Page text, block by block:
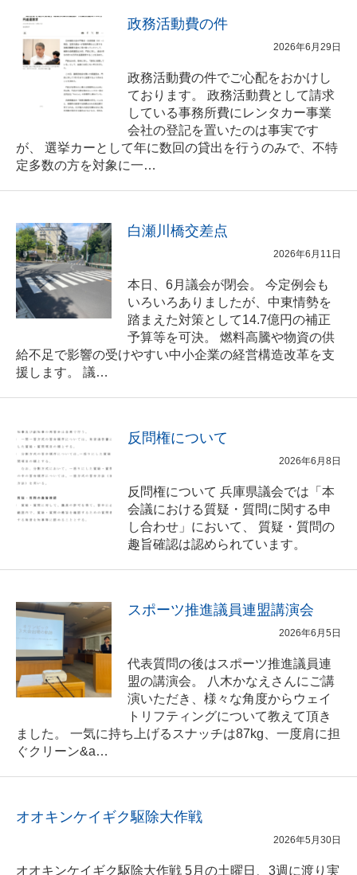
政務活動費の件
2026年6月29日
政務活動費の件でご心配をおかけし
ております。 政務活動費として請求
している事務所費にレンタカー事業
会社の登記を置いたのは事実です
が、 選挙カーとして年に数回の貸出を行うのみで、不特
定多数の方を対象に一…
白瀬川橋交差点
2026年6月11日
本日、6月議会が閉会。 今定例会も
いろいろありましたが、中東情勢を
踏まえた対策として14.7億円の補正
予算等を可決。 燃料高騰や物資の供
給不足で影響の受けやすい中小企業の経営構造改革を支
援します。 議…
反問権について
2026年6月8日
反問権について 兵庫県議会では「本
会議における質疑・質問に関する申
し合わせ」において、 質疑・質問の
趣旨確認は認められています。
スポーツ推進議員連盟講演会
2026年6月5日
代表質問の後はスポーツ推進議員連
盟の講演会。 八木かなえさんにご講
演いただき、様々な角度からウェイ
トリフティングについて教えて頂き
ました。 一気に持ち上げるスナッチは87kg、一度肩に担
ぐクリーン&a…
オオキンケイギク駆除大作戦
2026年5月30日
オオキンケイギク駆除大作戦 5月の土曜日、3週に渡り実